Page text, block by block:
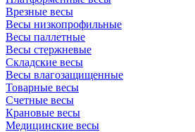
Врезные весы
Весы низкопрофильные
Весы паллетные
Весы стержневые
Складские весы
Весы влагозащищенные
Товарные весы
Счетные весы
Крановые весы
Медицинские весы